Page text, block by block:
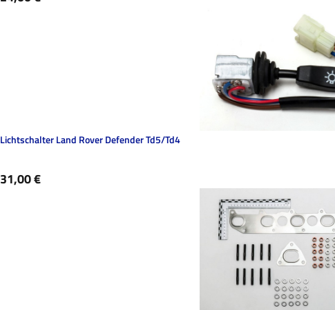
Lichtschalter Land Rover Defender Td5/Td4
Regulärer Preis:
31,00 €